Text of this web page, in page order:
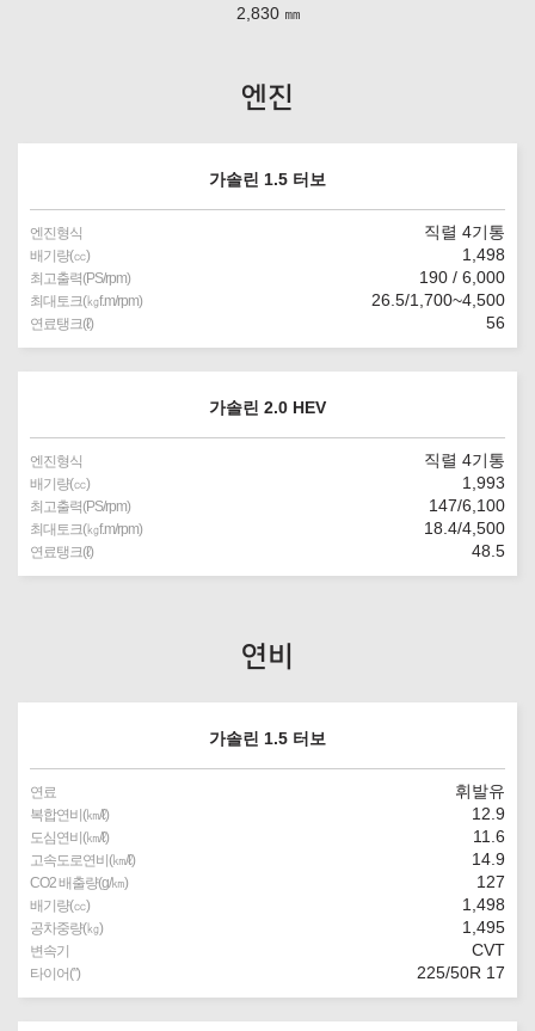
2,830 ㎜
엔진
가솔린 1.5 터보
엔진형식 직렬 4기통
배기량(㏄) 1,498
최고출력(PS/rpm) 190 / 6,000
최대토크(㎏f.m/rpm) 26.5/1,700~4,500
연료탱크(ℓ) 56
가솔린 2.0 HEV
엔진형식 직렬 4기통
배기량(㏄) 1,993
최고출력(PS/rpm) 147/6,100
최대토크(㎏f.m/rpm) 18.4/4,500
연료탱크(ℓ) 48.5
연비
가솔린 1.5 터보
연료 휘발유
복합연비(㎞/ℓ) 12.9
도심연비(㎞/ℓ) 11.6
고속도로연비(㎞/ℓ) 14.9
CO2 배출량(g/㎞) 127
배기량(㏄) 1,498
공차중량(㎏) 1,495
변속기 CVT
타이어(″) 225/50R 17